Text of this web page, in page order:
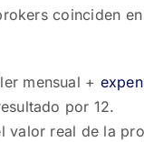
coinciden
mensual +
por 12.
valor real de la